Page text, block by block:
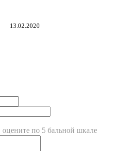
13.02.2020
по 5 бальной шкале